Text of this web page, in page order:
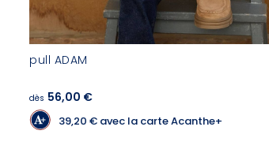
pull ADAM
dès 56,00 €
39,20 € avec la carte Acanthe+